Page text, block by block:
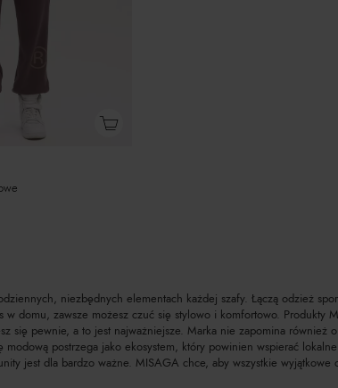
niezbędnych elementach każdej szafy. Łączą odzież
domu, zawsze możesz czuć się stylowo i komfortowo. Produkty
się pewnie, a to jest najważniejsze. Marka nie zapomina
postrzega jako ekosystem, który powinien wspierać
jest dla bardzo ważne. MISAGA chce, aby wszystkie wyjątkowe